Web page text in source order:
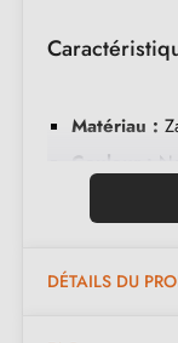
Matériau :
Couleur :
Entretien :
DÉTAILS DU